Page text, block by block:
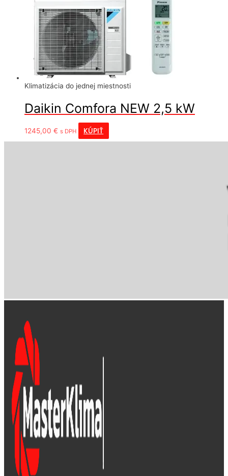
Klimatizácia do jednej miestnosti
Daikin Comfora NEW 2,5 kW
1245,00 € s DPH KÚPIŤ